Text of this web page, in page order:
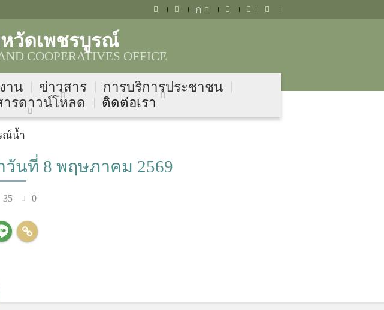
ก
วัดเพชรบูรณ์
COOPERATIVES OFFICE
าน ข่าวสาร
การบริการประชาชน
ารดาวน์โหลด ติดต่อเรา
ณ์น้ำ
นที่ 8 พฤษภาคม 2569
35 0